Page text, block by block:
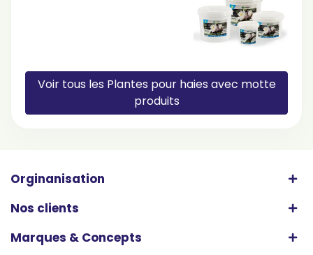
Voir tous les Plantes pour haies avec motte
produits
Orginanisation
Nos clients
Marques & Concepts